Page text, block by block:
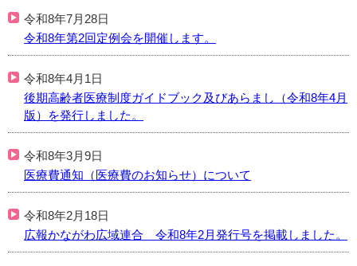
令和8年7月28日
令和8年第2回定例会を開催します。
令和8年4月1日
後期高齢者医療制度ガイドブック及びあらまし（令和8年4月
版）を発行しました。
令和8年3月9日
医療費通知（医療費のお知らせ）について
令和8年2月18日
広報かながわ広域連合 令和8年2月発行号を掲載しました。